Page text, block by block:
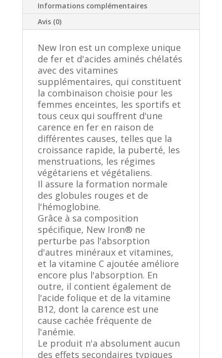
Informations complémentaires
Avis (0)
New Iron est un complexe unique
de fer et d'acides aminés chélatés
avec des vitamines
supplémentaires, qui constituent
la combinaison choisie pour les
femmes enceintes, les sportifs et
tous ceux qui souffrent d'une
carence en fer en raison de
différentes causes, telles que la
croissance rapide, la puberté, les
menstruations, les régimes
végétariens et végétaliens.
Il assure la formation normale
des globules rouges et de
l'hémoglobine.
Grâce à sa composition
spécifique, New Iron® ne
perturbe pas l'absorption
d'autres minéraux et vitamines,
et la vitamine C ajoutée améliore
encore plus l'absorption. En
outre, il contient également de
l'acide folique et de la vitamine
B12, dont la carence est une
cause cachée fréquente de
l'anémie.
Le produit n'a absolument aucun
des effets secondaires typiques